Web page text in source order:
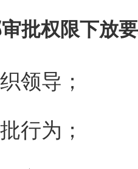
权限下放
导；
为；